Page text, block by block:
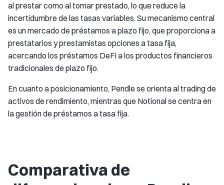
al prestar como al tomar prestado, lo que reduce la
incertidumbre de las tasas variables. Su mecanismo central
es un mercado de préstamos a plazo fijo, que proporciona a
prestatarios y prestamistas opciones a tasa fija,
acercando los préstamos DeFi a los productos financieros
tradicionales de plazo fijo.
En cuanto a posicionamiento, Pendle se orienta al trading de
activos de rendimiento, mientras que Notional se centra en
la gestión de préstamos a tasa fija.
Comparativa de